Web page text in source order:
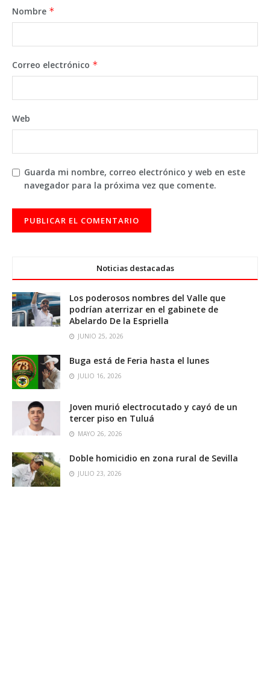
Nombre *
Correo electrónico *
Web
Guarda mi nombre, correo electrónico y web en este
navegador para la próxima vez que comente.
Noticias destacadas
Los poderosos nombres del Valle que
podrían aterrizar en el gabinete de
Abelardo De la Espriella
JUNIO 25, 2026
Buga está de Feria hasta el lunes
JULIO 16, 2026
Joven murió electrocutado y cayó de un
tercer piso en Tuluá
MAYO 26, 2026
Doble homicidio en zona rural de Sevilla
JULIO 23, 2026